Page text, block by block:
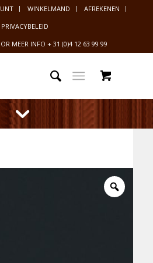
WINKELMAND
AFREKENEN
PRIVACYBELEID
MEER INFO+ 31 (0)4 12 63 99 99